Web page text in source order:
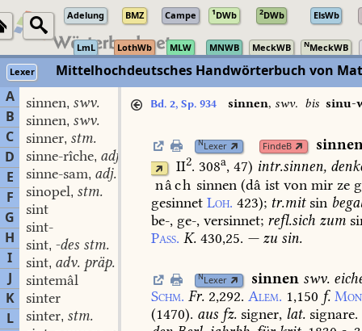
Adelung BMZ Campe 1DWb 2DWb ElsWb
LmL LothWb MLW MNWB MeckWB NMeckWB
Lexer
Mittelhochdeutsches Handwörterbuch von
A
B
C
D
E
F
G
H
I
J
K
L
sinnen, swv.
sinnen, swv.
sinner, stm.
sinne-rîche, adj.
sinne-sam, adj.
sinopel, stm.
sint
sint-
sint, -des stm.
sint, adv. präp. conj. adv. präp. conj.
sintemâl
sinter
sinter, stm.
Bd. 2, Sp. 934 sinnen, swv. bis sinu-
NLexer FindeB
II2. 308a, 47) intr.sinnen,
nâch sinnen (dâ ist von mir ze
gesinnet Loh. 423); tr.mitsin
be-, ge-, versinnet; refl.sich zum
Pass. K. 430,25. — zu sin.
NLexer sinnen swv.
Schm. Fr. 2,292. Alem. 1,150 f.
(1470). aus fz. signer, lat. signare.